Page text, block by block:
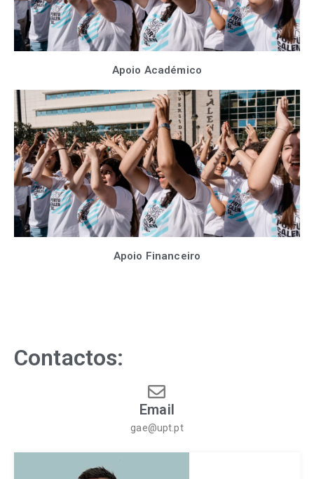
Apoio Académico
Apoio Financeiro
Contactos:
Email
gae@upt.pt